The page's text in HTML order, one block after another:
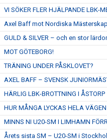
VI SÖKER FLER HJÄLPANDE LBK-
Axel Baff mot Nordiska
GULD & SILVER – och en stor
MOT GÖTEBORG!
TRÄNING UNDER PÅSKLOVET?
AXEL BAFF – SVENSK
HÄRLIG LBK-BROTTNING I ÅSTORP
HUR MÅNGA LYCKAS HELA
MINNS NI U20-SM I LIMHAMN
Årets sista SM – U20-SM i